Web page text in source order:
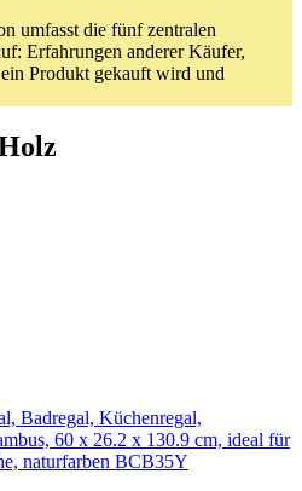
umfasst die fünf zentralen
Erfahrungen anderer Käufer,
Produkt gekauft wird und
Badregal, Küchenregal,
60 x 26.2 x 130.9 cm, ideal für
naturfarben BCB35Y